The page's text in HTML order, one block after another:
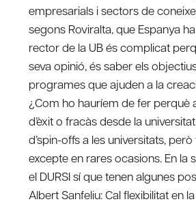
empresarials i sectors de
segons Roviralta, que Espanya
rector de la UB és complicat
seva opinió, és saber els
programes que ajuden a la
¿Com ho hauríem de fer perquè
d’èxit o fracàs desde la
d’spin-offs a les universitats,
excepte en rares ocasions. En
el DURSI sí que tenen algunes
Albert Sanfeliu: Cal flexibilitat en